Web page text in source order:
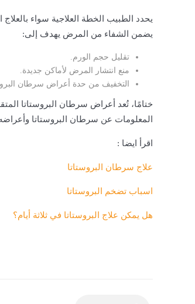
يحدد الطبيب الخطة العلاجية سواء
يضمن الشفاء من المرض يهدف إلى:
تقليل حجم الورم.
منع انتشار المرض لأماكن جديدة.
التخفيف من حدة أعراض سرطان
ختامًا، تُعد أعراض سرطان البروستاتا
المعلومات عن سرطان البروستاتا
اقرأ ايضا :
علاج سرطان البروستاتا
اسباب تضخم البروستاتا
هل يمكن علاج البروستاتا في ثلاثة أيام؟